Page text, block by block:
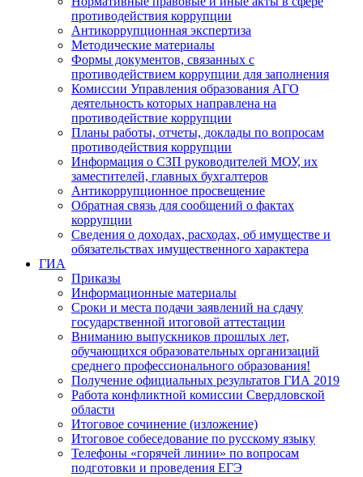
противодействия коррупции
Антикоррупционная экспертиза
Методические материалы
Формы документов, связанных с
противодействием коррупции для заполнения
Комиссии Управления образования АГО
деятельность которых направлена на
противодействие коррупции
Планы работы, отчеты, доклады по вопросам
противодействия коррупции
Информация о СЗП руководителей МОУ, их
заместителей, главных бухгалтеров
Антикоррупционное просвещение
Обратная связь для сообщений о фактах
коррупции
Сведения о доходах, расходах, об имуществе и
обязательствах имущественного характера
ГИА
Приказы
Информационные материалы
Сроки и места подачи заявлений на сдачу
государственной итоговой аттестации
Вниманию выпускников прошлых лет,
обучающихся образовательных организаций
среднего профессионального образования!
Получение официальных результатов ГИА 2019
Работа конфликтной комиссии Свердловской
области
Итоговое сочинение (изложение)
Итоговое собеседование по русскому языку
Телефоны «горячей линии» по вопросам
подготовки и проведения ЕГЭ